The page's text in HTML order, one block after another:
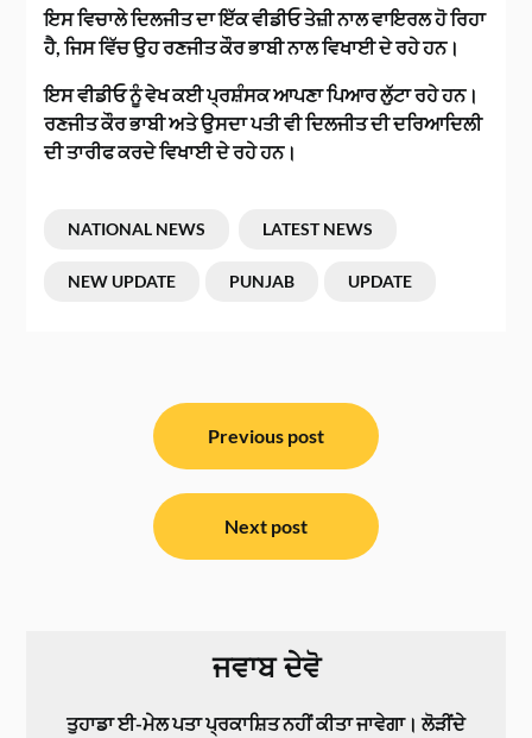
ਇਸ ਵਿਚਾਲੇ ਦਿਲਜੀਤ ਦਾ ਇੱਕ ਵੀਡੀਓ ਤੇਜ਼ੀ ਨਾਲ ਵਾਇਰਲ ਹੋ ਰਿਹਾ
ਹੈ, ਜਿਸ ਵਿੱਚ ਉਹ ਰਣਜੀਤ ਕੌਰ ਭਾਬੀ ਨਾਲ ਵਿਖਾਈ ਦੇ ਰਹੇ ਹਨ।
ਇਸ ਵੀਡੀਓ ਨੂੰ ਵੇਖ ਕਈ ਪ੍ਰਸ਼ੰਸਕ ਆਪਣਾ ਪਿਆਰ ਲੁੱਟਾ ਰਹੇ ਹਨ।
ਰਣਜੀਤ ਕੌਰ ਭਾਬੀ ਅਤੇ ਉਸਦਾ ਪਤੀ ਵੀ ਦਿਲਜੀਤ ਦੀ ਦਰਿਆਦਿਲੀ
ਦੀ ਤਾਰੀਫ ਕਰਦੇ ਵਿਖਾਈ ਦੇ ਰਹੇ ਹਨ।
NATIONAL NEWS LATEST NEWS
NEW UPDATE PUNJAB UPDATE
Previous post
Next post
ਜਵਾਬ ਦੇਵੋ
ਤੁਹਾਡਾ ਈ-ਮੇਲ ਪਤਾ ਪ੍ਰਕਾਸ਼ਿਤ ਨਹੀਂ ਕੀਤਾ ਜਾਵੇਗਾ। ਲੋੜੀਂਦੇ